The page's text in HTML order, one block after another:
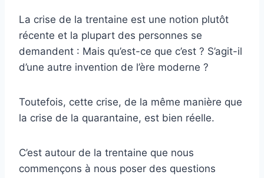
La crise de la trentaine est une notion plutôt
récente et la plupart des personnes se
demandent : Mais qu’est-ce que c’est ? S’agit-il
d’une autre invention de l’ère moderne ?
Toutefois, cette crise, de la même manière que
la crise de la quarantaine, est bien réelle.
C’est autour de la trentaine que nous
commençons à nous poser des questions